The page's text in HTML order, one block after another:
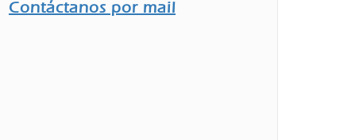
Contáctanos por mail